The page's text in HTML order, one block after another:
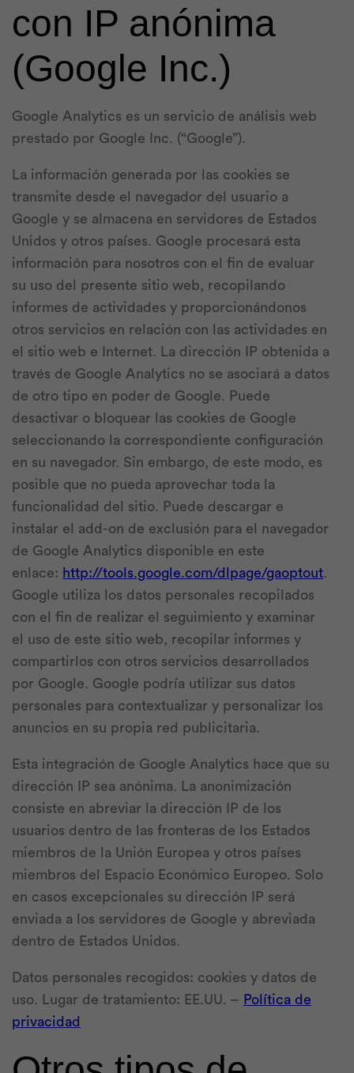
con IP anónima
(Google Inc.)
Google Analytics es un servicio de análisis web
prestado por Google Inc. (“Google”).
La información generada por las cookies se
transmite desde el navegador del usuario a
Google y se almacena en servidores de Estados
Unidos y otros países. Google procesará esta
información para nosotros con el fin de evaluar
su uso del presente sitio web, recopilando
informes de actividades y proporcionándonos
otros servicios en relación con las actividades en
el sitio web e Internet. La dirección IP obtenida a
través de Google Analytics no se asociará a datos
de otro tipo en poder de Google. Puede
desactivar o bloquear las cookies de Google
seleccionando la correspondiente configuración
en su navegador. Sin embargo, de este modo, es
posible que no pueda aprovechar toda la
funcionalidad del sitio. Puede descargar e
instalar el add-on de exclusión para el navegador
de Google Analytics disponible en este
enlace: http://tools.google.com/dlpage/gaoptout.
Google utiliza los datos personales recopilados
con el fin de realizar el seguimiento y examinar
el uso de este sitio web, recopilar informes y
compartirlos con otros servicios desarrollados
por Google. Google podría utilizar sus datos
personales para contextualizar y personalizar los
anuncios en su propia red publicitaria.
Esta integración de Google Analytics hace que su
dirección IP sea anónima. La anonimización
consiste en abreviar la dirección IP de los
usuarios dentro de las fronteras de los Estados
miembros de la Unión Europea y otros países
miembros del Espacio Económico Europeo. Solo
en casos excepcionales su dirección IP será
enviada a los servidores de Google y abreviada
dentro de Estados Unidos.
Datos personales recogidos: cookies y datos de
uso. Lugar de tratamiento: EE.UU. – Política de
privacidad